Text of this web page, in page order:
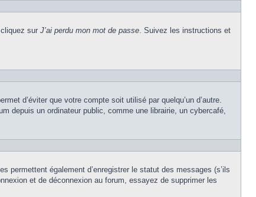
sur J’ai perdu mon mot de passe. Suivez les instructions et
d’éviter que votre compte soit utilisé par quelqu’un d’autre.
depuis un ordinateur public, comme une librairie, un cybercafé,
permettent également d’enregistrer le statut des messages (s’ils
et de déconnexion au forum, essayez de supprimer les